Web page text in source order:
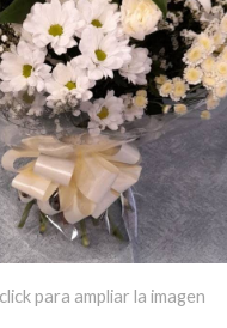
para ampliar la imagen